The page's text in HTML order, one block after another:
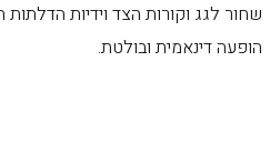
הופעה דינאמית ובולטת.